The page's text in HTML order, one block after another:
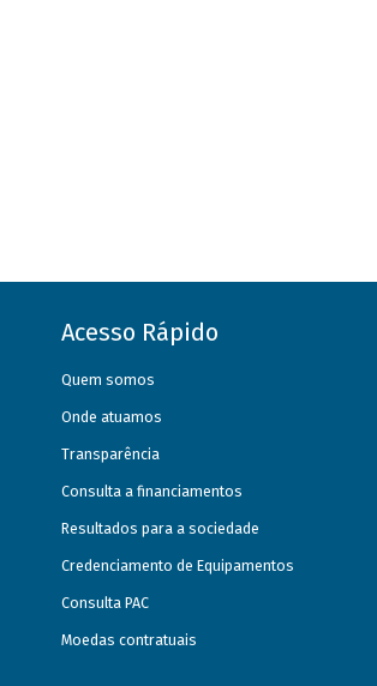
Acesso Rápido
Quem somos
Onde atuamos
Transparência
Consulta a financiamentos
Resultados para a sociedade
Credenciamento de Equipamentos
Consulta PAC
Moedas contratuais